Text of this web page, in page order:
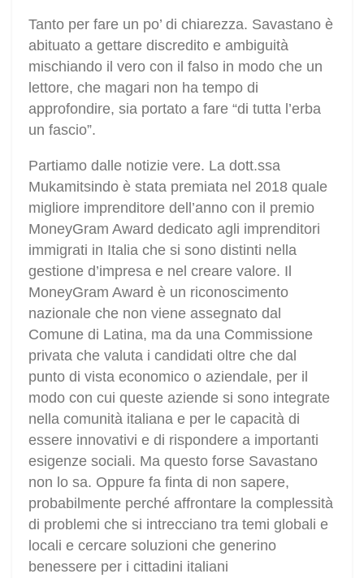
Tanto per fare un po’ di chiarezza. Savastano è
abituato a gettare discredito e ambiguità
mischiando il vero con il falso in modo che un
lettore, che magari non ha tempo di
approfondire, sia portato a fare “di tutta l’erba
un fascio”.
Partiamo dalle notizie vere. La dott.ssa
Mukamitsindo è stata premiata nel 2018 quale
migliore imprenditore dell’anno con il premio
MoneyGram Award dedicato agli imprenditori
immigrati in Italia che si sono distinti nella
gestione d’impresa e nel creare valore. Il
MoneyGram Award è un riconoscimento
nazionale che non viene assegnato dal
Comune di Latina, ma da una Commissione
privata che valuta i candidati oltre che dal
punto di vista economico o aziendale, per il
modo con cui queste aziende si sono integrate
nella comunità italiana e per le capacità di
essere innovativi e di rispondere a importanti
esigenze sociali. Ma questo forse Savastano
non lo sa. Oppure fa finta di non sapere,
probabilmente perché affrontare la complessità
di problemi che si intrecciano tra temi globali e
locali e cercare soluzioni che generino
benessere per i cittadini italiani